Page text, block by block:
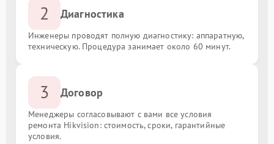
2 Диагностика
Инженеры проводят полную диагностику: аппаратную,
техническую. Процедура занимает около 60 минут.
3 Договор
Менеджеры согласовывают с вами все условия
ремонта Hikvision: стоимость, сроки, гарантийные
условия.